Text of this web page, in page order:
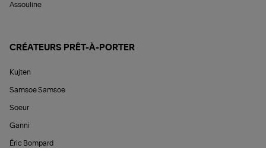
Assouline
CRÉATEURS PRÊT-À-PORTER
Kujten
Samsoe Samsoe
Soeur
Ganni
Éric Bompard